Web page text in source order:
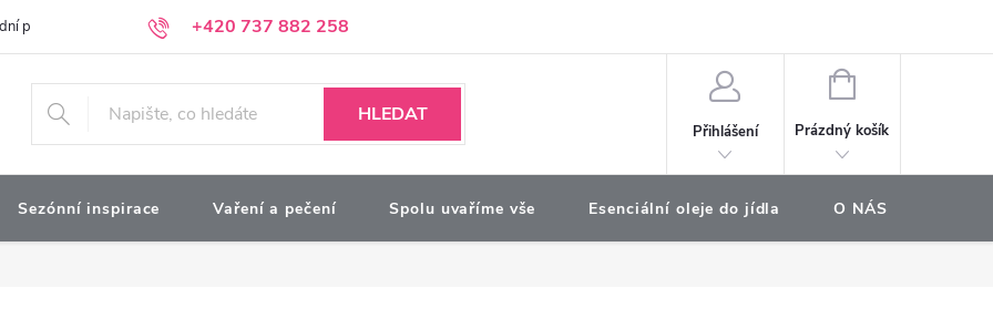
+420 737 882 258
podmínky Podmínky ochrany osobních údajů
HLEDAT
Přihlášení
NÁKUPNÍ
Prázdný košík
Sezónní inspirace Vaření a pečení Spolu uvaříme vše Esenciální oleje do jídla O NÁS